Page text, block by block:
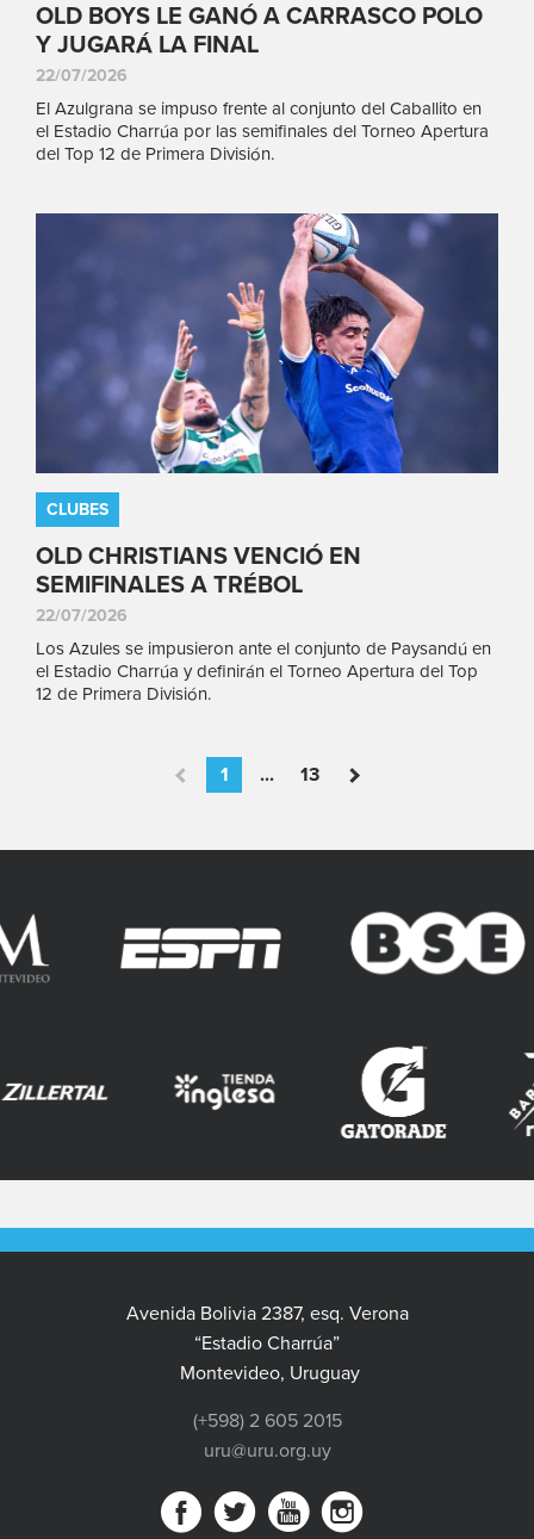
OLD BOYS LE GANÓ A CARRASCO POLO
Y JUGARÁ LA FINAL
22/07/2026
El Azulgrana se impuso frente al conjunto del Caballito en
el Estadio Charrúa por las semifinales del Torneo Apertura
del Top 12 de Primera División.
CLUBES
OLD CHRISTIANS VENCIÓ EN
SEMIFINALES A TRÉBOL
22/07/2026
Los Azules se impusieron ante el conjunto de Paysandú en
el Estadio Charrúa y definirán el Torneo Apertura del Top
12 de Primera División.
1 ... 13
Avenida Bolivia 2387, esq. Verona
“Estadio Charrúa”
Montevideo, Uruguay
(+598) 2 605 2015
uru@uru.org.uy